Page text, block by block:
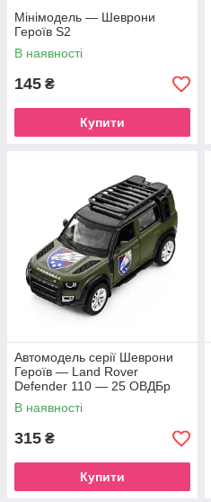
Мінімодель — Шеврони
Героїв S2
В наявності
145 ₴
Купити
Автомодель серії Шеврони
Героїв — Land Rover
Defender 110 — 25 ОВДБр
В наявності
315 ₴
Купити